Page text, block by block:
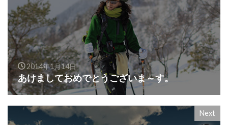
2014年1月14日
あけましておめでとうございま～す。
Next